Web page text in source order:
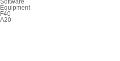
Software
Equipment
F40
A20